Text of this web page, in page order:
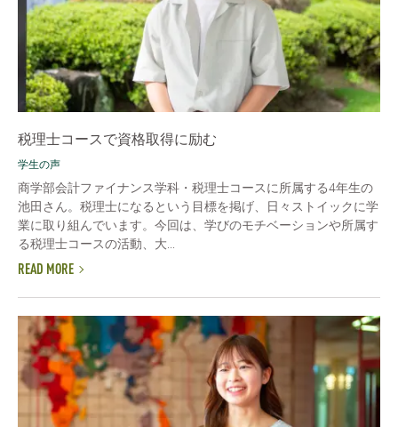
税理士コースで資格取得に励む
学生の声
商学部会計ファイナンス学科・税理士コースに所属する4年生の
池田さん。税理士になるという目標を掲げ、日々ストイックに学
業に取り組んでいます。今回は、学びのモチベーションや所属す
る税理士コースの活動、大...
READ MORE